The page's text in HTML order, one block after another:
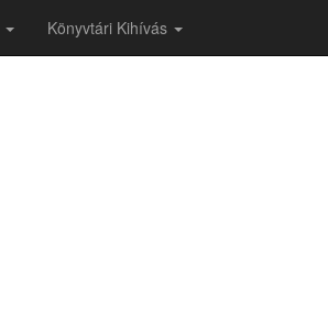
Könyvtári Kihívás